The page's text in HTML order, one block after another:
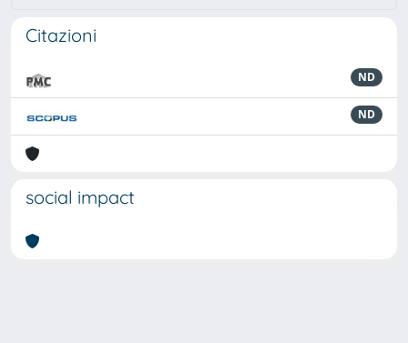
Citazioni
ND
ND
social impact